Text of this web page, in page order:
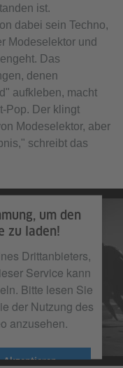
ist.
dabei sein Techno,
Modeselektor und
Das
denen
aufkleben, macht
Pop. Der klingt
Modeselektor, aber
schreibt das
um den
zu laden!
Drittanbieters,
Service kann
Bitte lesen Sie
der Nutzung des
anzusehen.
Akzeptieren